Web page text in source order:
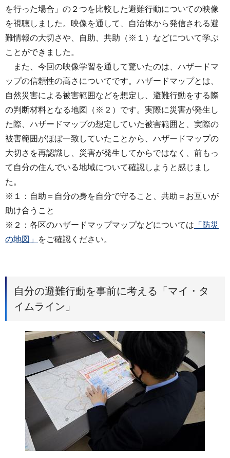
を行った場合」の２つを比較した避難行動についての映像
を視聴しました。映像を通して、自治体から発信される避
難情報の大切さや、自助、共助（※１）などについて学ぶ
ことができました。
また、今回の映像学習を通して驚いたのは、ハザードマ
ップの信頼性の高さについてです。ハザードマップとは、
自然災害による被害範囲などを想定し、避難行動をする際
の判断材料となる地図（※２）です。実際に災害が発生し
た際、ハザードマップの想定していた被害範囲と、実際の
被害範囲がほぼ一致していたことから、ハザードマップの
大切さを再認識し、災害が発生してからではなく、前もっ
て自分の住んでいる地域について確認しようと感じまし
た。
※１：自助＝自分の身を自分で守ること、共助＝お互いが
助け合うこと
※２：各区のハザードマップマップなどについては 「防災
の地図」
をご確認ください。
自分の避難行動を事前に考える「マイ・タ
イムライン」